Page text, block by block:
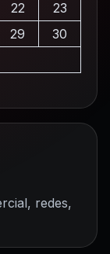
22
23
29
30
redes,